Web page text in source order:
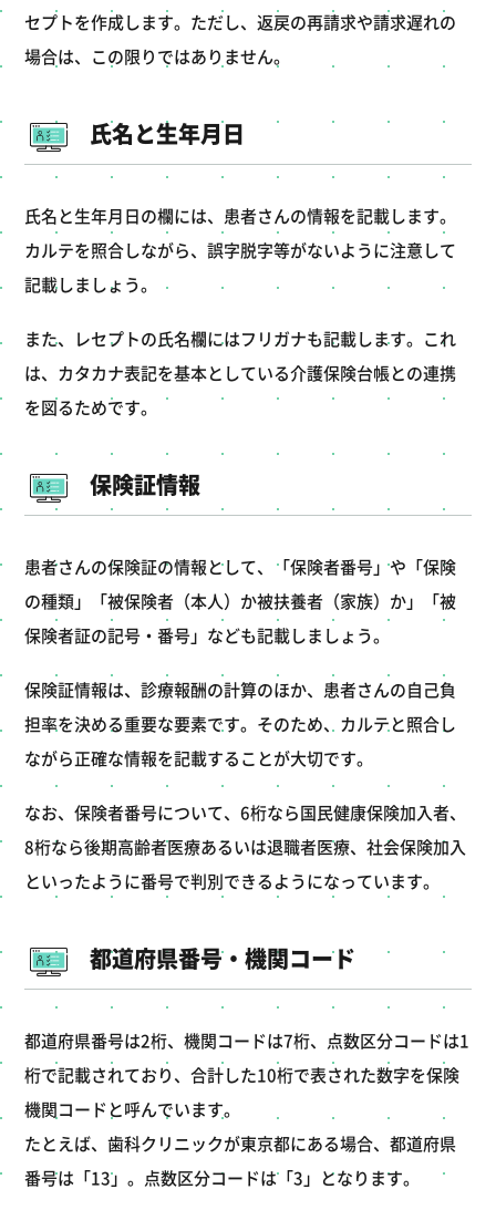
セプトを作成します。ただし、返戻の再請求や請求遅れの
場合は、この限りではありません。
氏名と生年月日
氏名と生年月日の欄には、患者さんの情報を記載します。
カルテを照合しながら、誤字脱字等がないように注意して
記載しましょう。
また、レセプトの氏名欄にはフリガナも記載します。これ
は、カタカナ表記を基本としている介護保険台帳との連携
を図るためです。
保険証情報
患者さんの保険証の情報として、「保険者番号」や「保険
の種類」「被保険者（本人）か被扶養者（家族）か」「被
保険者証の記号・番号」なども記載しましょう。
保険証情報は、診療報酬の計算のほか、患者さんの自己負
担率を決める重要な要素です。そのため、カルテと照合し
ながら正確な情報を記載することが大切です。
なお、保険者番号について、6桁なら国民健康保険加入者、
8桁なら後期高齢者医療あるいは退職者医療、社会保険加入
といったように番号で判別できるようになっています。
都道府県番号・機関コード
都道府県番号は2桁、機関コードは7桁、点数区分コードは1
桁で記載されており、合計した10桁で表された数字を保険
機関コードと呼んでいます。
たとえば、歯科クリニックが東京都にある場合、都道府県
番号は「13」。点数区分コードは「3」となります。